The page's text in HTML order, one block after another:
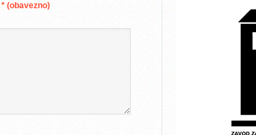
* (obavezno)